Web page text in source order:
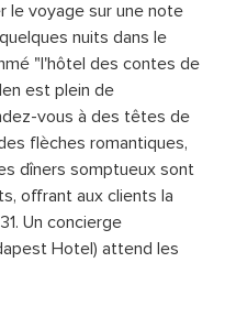
le voyage sur une note
nuits dans le
"l'hôtel des contes de
est plein de
vous à des têtes de
flèches romantiques,
dîners somptueux sont
offrant aux clients la
Un concierge
Hotel) attend les